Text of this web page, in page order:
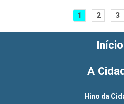
1 2 3
Início
A
Hino da